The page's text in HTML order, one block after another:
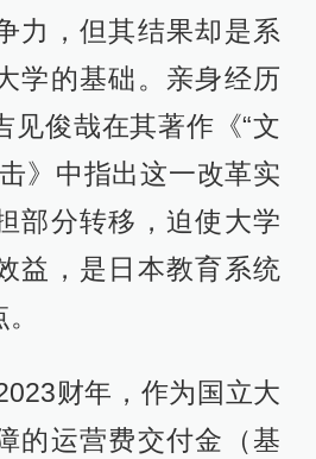
力，但其结果却是系
学的基础。亲身经历
见俊哉在其著作《“文
》中指出这一改革实
部分转移，迫使大学
益，是日本教育系统
财年，作为国立大
的运营费交付金（基